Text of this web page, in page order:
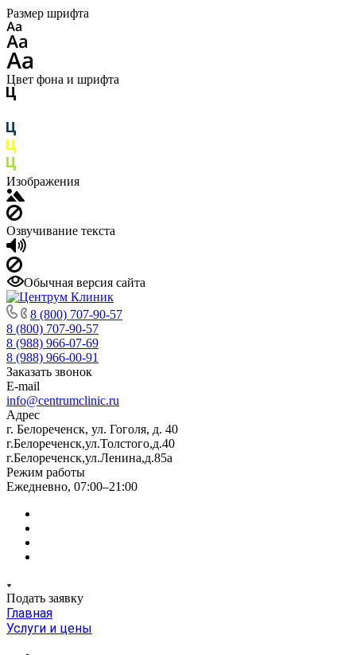
Размер шрифта
Цвет фона и шрифта
Изображения
Озвучивание текста
Обычная версия сайта
8 (800) 707-90-57
8 (800) 707-90-57
8 (988) 966-07-69
8 (988) 966-00-91
Заказать звонок
E-mail
info@centrumclinic.ru
Адрес
г. Белореченск, ул. Гоголя, д. 40
г.Белореченск,ул.Толстого,д.40
г.Белореченск,ул.Ленина,д.85а
Режим работы
Ежедневно, 07:00–21:00
Подать заявку
Главная
Услуги и цены